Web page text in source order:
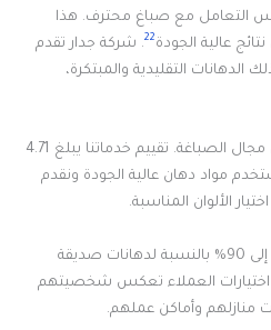
من 80% من الناس التعامل مع صباغ محترف. هذا
عالية الجودة22. شركة جدار تقدم
التقليدية والمبتكرة،
لدينا خبرة أكثر من 10 سنوات في مجال الصباغة. تقييم خدماتنا يبلغ 4.71
مواد دهان عالية الجودة ونقدم
الألوان المناسبة.
مع وجود نسبة رضا عملاء تصل إلى 90% بالنسبة لدهانات صديقة
اختيارات العملاء تعكس شخصيتهم
منازلهم وأماكن عملهم.